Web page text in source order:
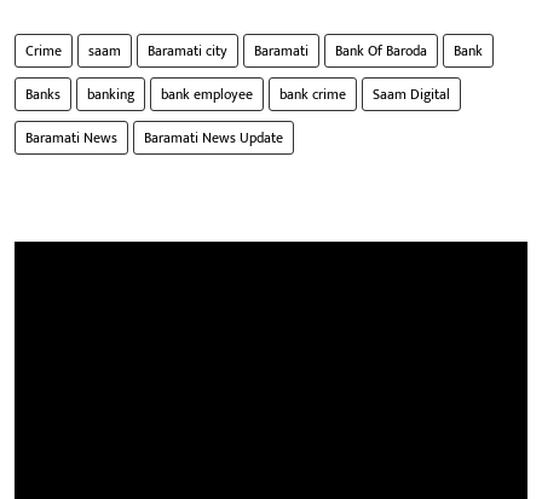
Crime saam Baramati city Baramati Bank Of Baroda
Bank
Banks
banking bank employee bank crime
Saam Digital
Baramati News
Baramati News Update